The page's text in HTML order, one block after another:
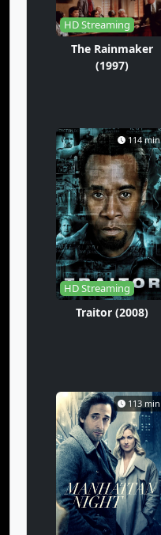
HD Streaming
The Rainmaker
(1997)
114 min
HD Streaming
Traitor (2008)
113 min